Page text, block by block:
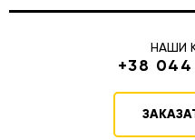
НАШИ
+38